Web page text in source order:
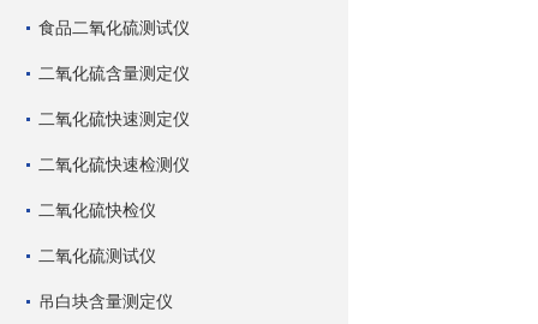
食品二氧化硫测试仪
二氧化硫含量测定仪
二氧化硫快速测定仪
二氧化硫快速检测仪
二氧化硫快检仪
二氧化硫测试仪
吊白块含量测定仪